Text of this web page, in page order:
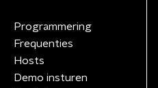
Programmering
Frequenties
Hosts
Demo insturen